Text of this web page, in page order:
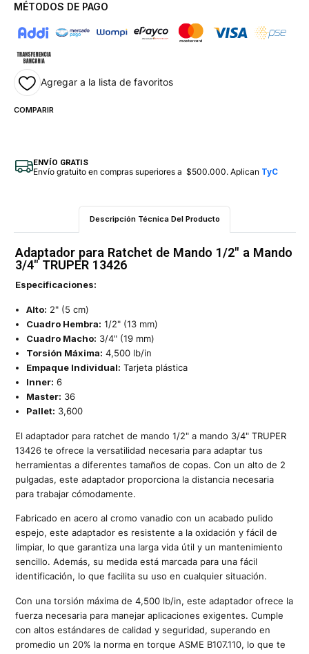
MÉTODOS DE PAGO
Agregar a la lista de favoritos
COMPARIR
ENVÍO GRATIS
Envío gratuito en compras superiores a $500.000. Aplican TyC
Descripción Técnica Del Producto
Adaptador para Ratchet de Mando 1/2" a Mando
3/4" TRUPER 13426
Especificaciones:
Alto: 2" (5 cm)
Cuadro Hembra: 1/2" (13 mm)
Cuadro Macho: 3/4" (19 mm)
Torsión Máxima: 4,500 lb/in
Empaque Individual: Tarjeta plástica
Inner: 6
Master: 36
Pallet: 3,600
El adaptador para ratchet de mando 1/2" a mando 3/4" TRUPER
13426 te ofrece la versatilidad necesaria para adaptar tus
herramientas a diferentes tamaños de copas. Con un alto de 2
pulgadas, este adaptador proporciona la distancia necesaria
para trabajar cómodamente.
Fabricado en acero al cromo vanadio con un acabado pulido
espejo, este adaptador es resistente a la oxidación y fácil de
limpiar, lo que garantiza una larga vida útil y un mantenimiento
sencillo. Además, su medida está marcada para una fácil
identificación, lo que facilita su uso en cualquier situación.
Con una torsión máxima de 4,500 lb/in, este adaptador ofrece la
fuerza necesaria para manejar aplicaciones exigentes. Cumple
con altos estándares de calidad y seguridad, superando en
promedio un 20% la norma en torque ASME B107.110, lo que te